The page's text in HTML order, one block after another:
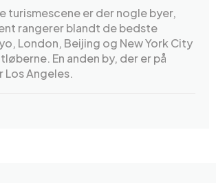
turismescene er der nogle byer,
rangerer blandt de bedste
London, Beijing og New York City
En anden by, der er på
Los Angeles.